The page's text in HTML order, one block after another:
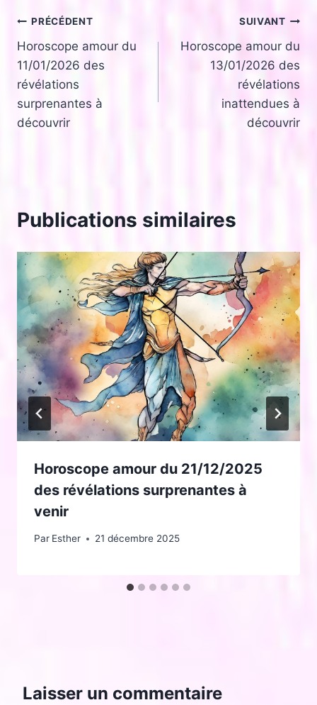
Navigation
de
l’article
PRÉCÉDENT
Horoscope amour du
11/01/2026 des
révélations
surprenantes à
découvrir
SUIVANT
Horoscope amour du
13/01/2026 des
révélations
inattendues à
découvrir
Publications similaires
Horoscope amour du 21/12/2025
des révélations surprenantes à
venir
Par Esther 21 décembre 2025
Laisser un commentaire